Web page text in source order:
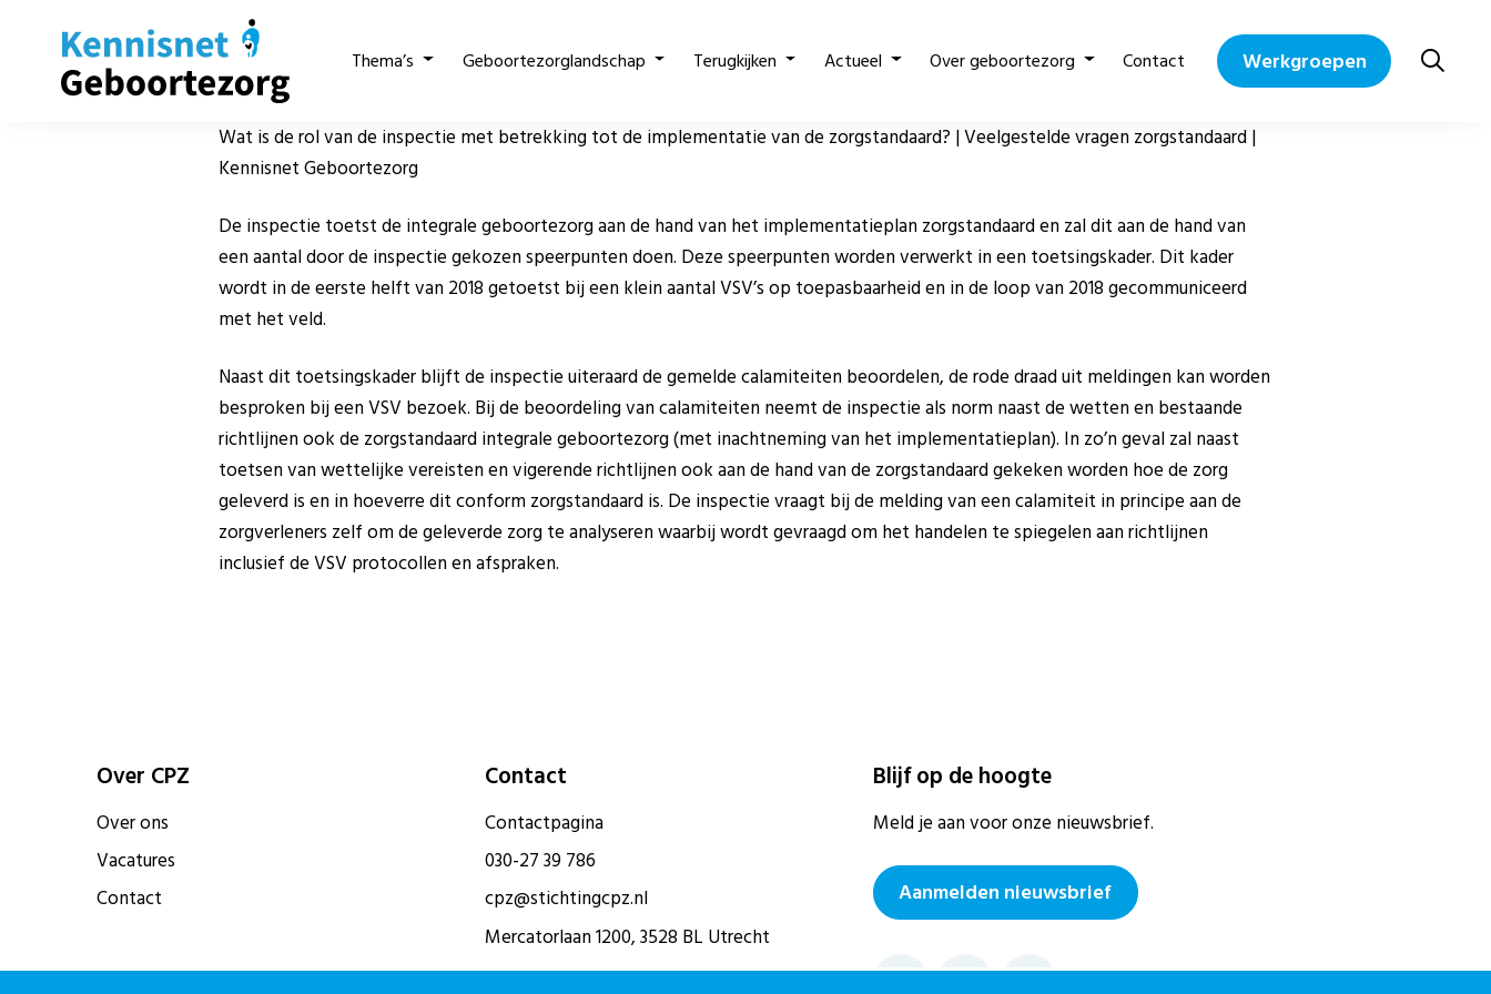
Thema’s Geboortezorglandschap Terugkijken Actueel Over geboortezorg Contact Werkgroepen
Wat is de rol van de inspectie met betrekking tot de implementatie van de zorgstandaard? | Veelgestelde vragen zorgstandaard |
Kennisnet Geboortezorg
De inspectie toetst de integrale geboortezorg aan de hand van het implementatieplan zorgstandaard en zal dit aan de hand van
een aantal door de inspectie gekozen speerpunten doen. Deze speerpunten worden verwerkt in een toetsingskader. Dit kader
wordt in de eerste helft van 2018 getoetst bij een klein aantal VSV’s op toepasbaarheid en in de loop van 2018 gecommuniceerd
met het veld.
Naast dit toetsingskader blijft de inspectie uiteraard de gemelde calamiteiten beoordelen, de rode draad uit meldingen kan worden
besproken bij een VSV bezoek. Bij de beoordeling van calamiteiten neemt de inspectie als norm naast de wetten en bestaande
richtlijnen ook de zorgstandaard integrale geboortezorg (met inachtneming van het implementatieplan). In zo’n geval zal naast
toetsen van wettelijke vereisten en vigerende richtlijnen ook aan de hand van de zorgstandaard gekeken worden hoe de zorg
geleverd is en in hoeverre dit conform zorgstandaard is. De inspectie vraagt bij de melding van een calamiteit in principe aan de
zorgverleners zelf om de geleverde zorg te analyseren waarbij wordt gevraagd om het handelen te spiegelen aan richtlijnen
inclusief de VSV protocollen en afspraken.
Over CPZ
Over ons
Vacatures
Contact
Contact
Contactpagina
030-27 39 786
cpz@stichtingcpz.nl
Mercatorlaan 1200, 3528 BL Utrecht
Blijf op de hoogte
Meld je aan voor onze nieuwsbrief.
Aanmelden nieuwsbrief